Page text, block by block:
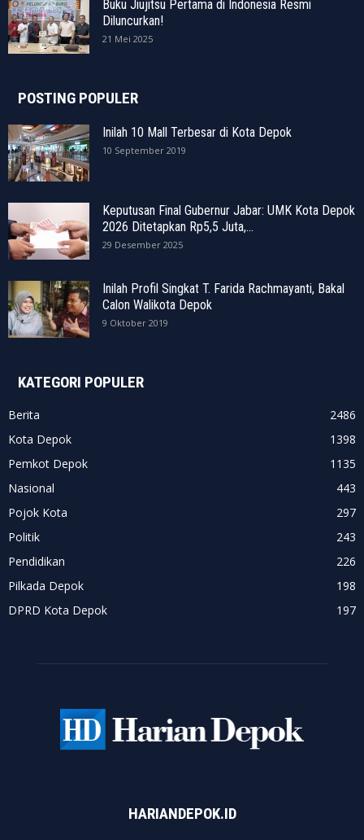
Buku Jiujitsu Pertama di Indonesia Resmi
Diluncurkan!
21 Mei 2025
POSTING POPULER
Inilah 10 Mall Terbesar di Kota Depok
10 September 2019
Keputusan Final Gubernur Jabar: UMK Kota Depok
2026 Ditetapkan Rp5,5 Juta,...
29 Desember 2025
Inilah Profil Singkat T. Farida Rachmayanti, Bakal
Calon Walikota Depok
9 Oktober 2019
KATEGORI POPULER
Berita
2486
Kota Depok
1398
Pemkot Depok
1135
Nasional
443
Pojok Kota
297
Politik
243
Pendidikan
226
Pilkada Depok
198
DPRD Kota Depok
197
HARIANDEPOK.ID